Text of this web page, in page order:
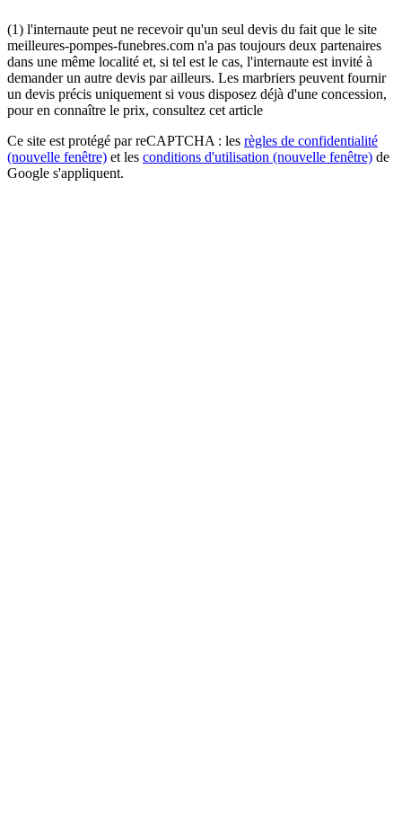
(1) l'internaute peut ne recevoir qu'un seul devis du fait que le site
meilleures-pompes-funebres.com n'a pas toujours deux partenaires
dans une même localité et, si tel est le cas, l'internaute est invité à
demander un autre devis par ailleurs. Les marbriers peuvent fournir
un devis précis uniquement si vous disposez déjà d'une concession,
pour en connaître le prix, consultez cet article
Ce site est protégé par reCAPTCHA : les règles de confidentialité
(nouvelle fenêtre) et les conditions d'utilisation (nouvelle fenêtre) de
Google s'appliquent.